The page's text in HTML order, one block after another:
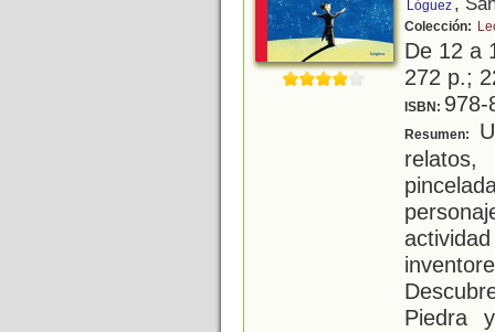
Lóguez
Colección:
De 12 a
272 p.;
ISBN: 978-
Resumen:
Piedra